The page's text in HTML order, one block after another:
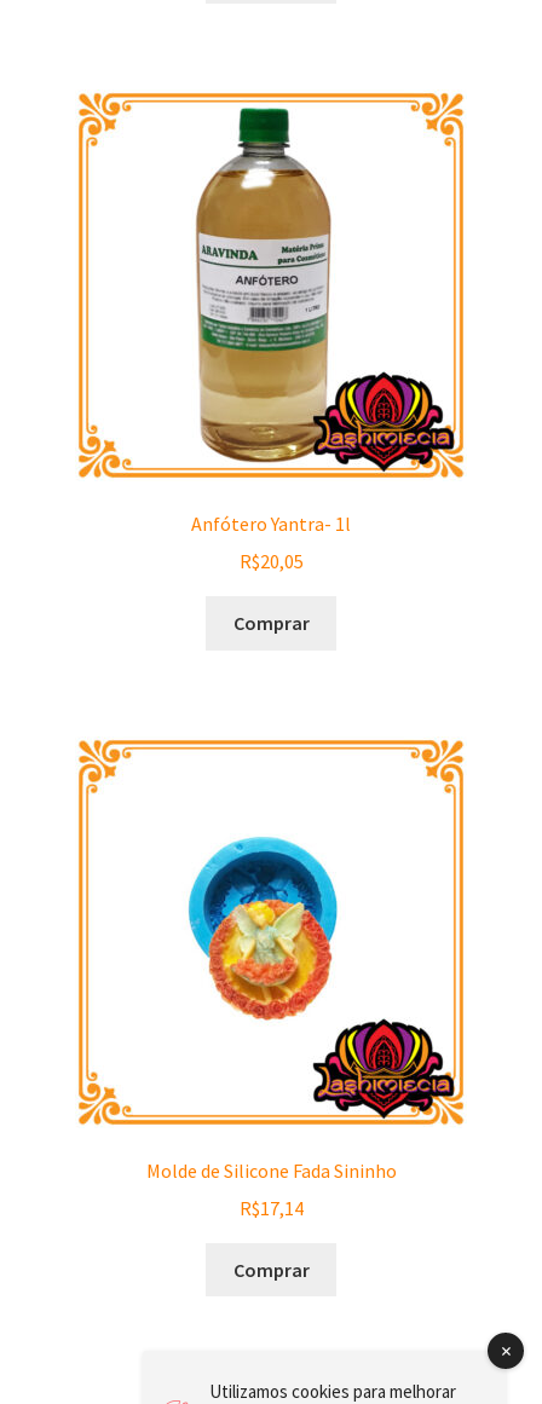
Anfótero Yantra- 1l
R$20,05
Comprar
Molde de Silicone Fada Sininho
R$17,14
Comprar
Utilizamos cookies para melhorar